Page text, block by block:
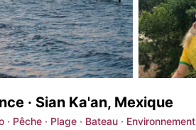
· Sian Ka'an, Mexique
· Pêche · Plage · Bateau · Environnement